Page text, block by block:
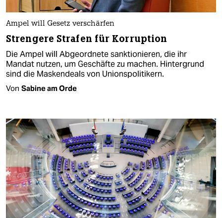
Ampel will Gesetz verschärfen
Strengere Strafen für Korruption
Die Ampel will Abgeordnete sanktionieren, die ihr
Mandat nutzen, um Geschäfte zu machen. Hintergrund
sind die Maskendeals von Unionspolitikern.
Von Sabine am Orde